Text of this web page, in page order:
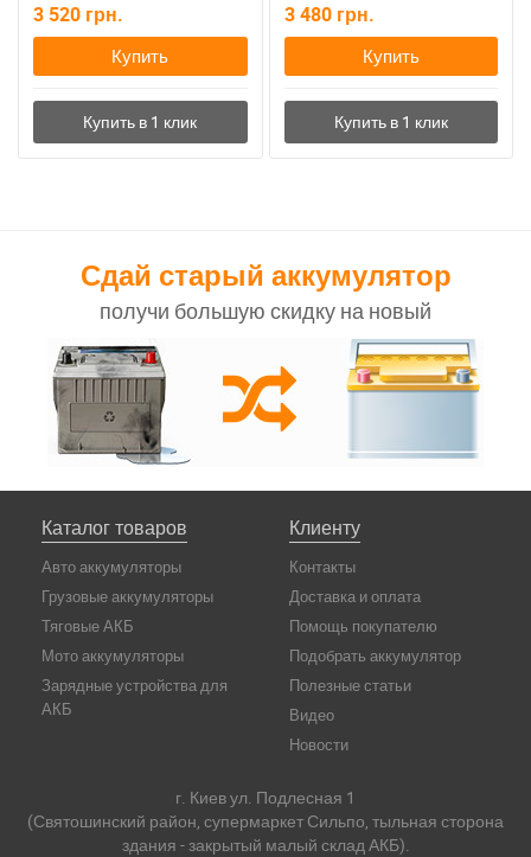
3 520 грн.
Купить
3 480 грн.
Купить
Сдай старый аккумулятор
получи большую скидку на новый
Каталог товаров
Авто аккумуляторы
Грузовые аккумуляторы
Тяговые АКБ
Мото аккумуляторы
Зарядные устройства для
АКБ
Клиенту
Контакты
Доставка и оплата
Помощь покупателю
Подобрать аккумулятор
Полезные статьи
Видео
Новости
г. Киев ул. Подлесная 1
(Святошинский район, супермаркет Сильпо, тыльная сторона
здания - закрытый малый склад АКБ).